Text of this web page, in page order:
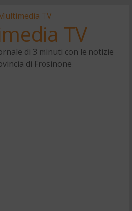
TV
di 3 minuti con le notizie
di Frosinone